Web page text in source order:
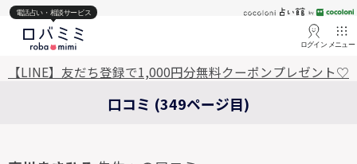
電話占い・相談サービス
ログイン メニュー
【LINE】友だち登録で1,000円分無料クーポンプレゼント♡
口コミ (349ページ目)